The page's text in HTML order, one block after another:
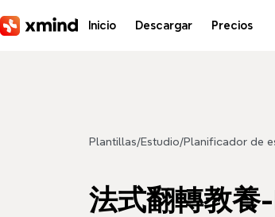
Inicio Descargar Precios
Plantillas/Estudio/Planificador de
法式翻轉教養